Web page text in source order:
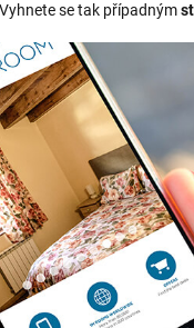
se tak případným